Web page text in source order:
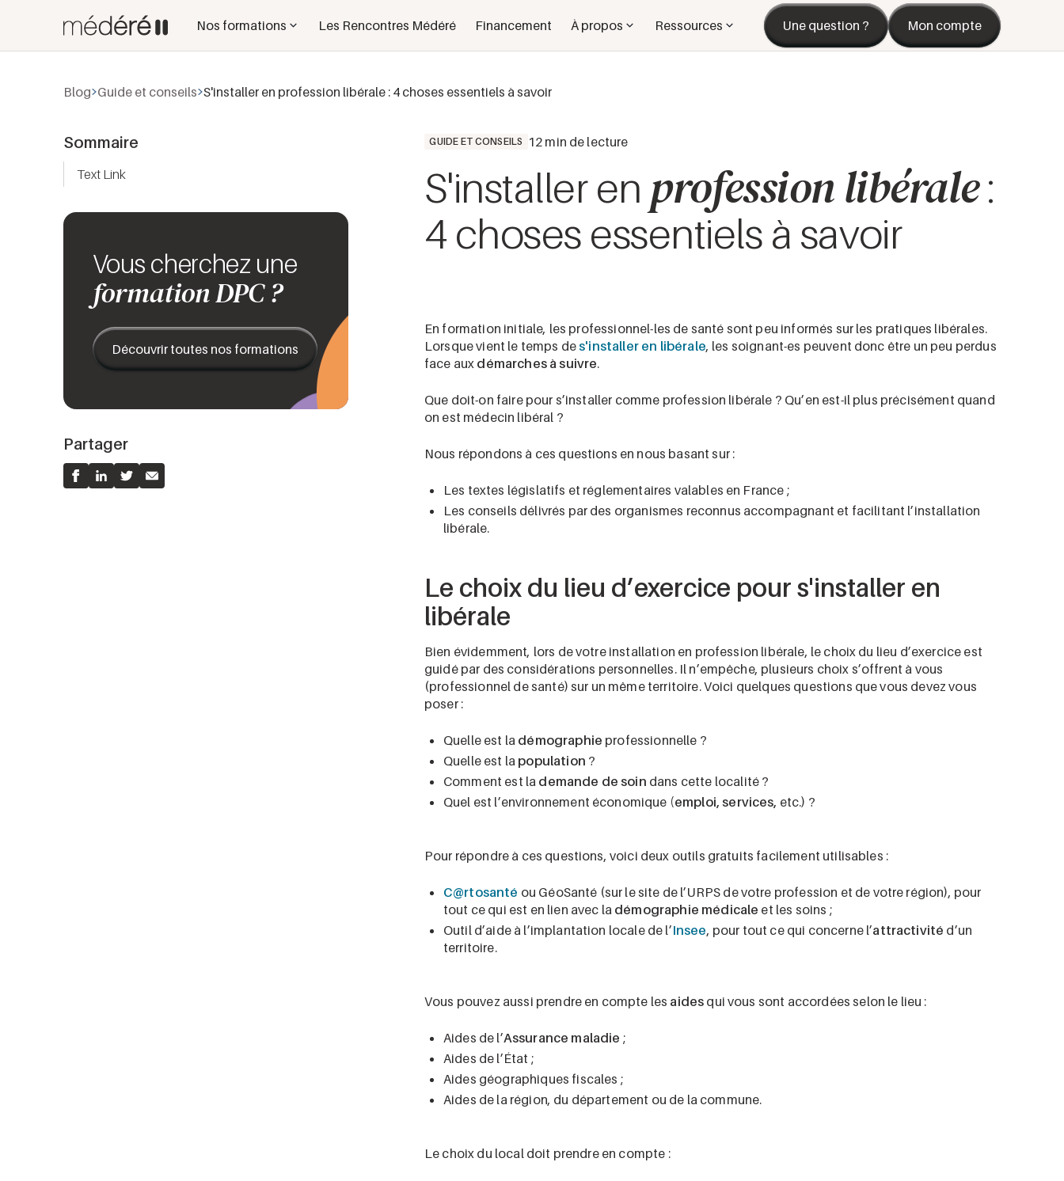
Nos formations Les Rencontres Médéré Financement À propos Ressources Une question ? Mon compte
Blog Guide et conseils S'installer en profession libérale : 4 choses essentiels à savoir
Sommaire
Text Link
Vous cherchez une
formation DPC ?
Découvrir toutes nos formations
Partager
GUIDE ET CONSEILS 12 min de lecture
S'installer en profession libérale:
4 choses essentiels à savoir
En formation initiale, les professionnel-les de santé sont peu informés sur les pratiques libérales.
Lorsque vient le temps des'installer en libérale, les soignant-es peuvent donc être un peu perdus
face aux démarches à suivre.
Que doit-on faire pour s’installer comme profession libérale ? Qu’en est-il plus précisément quand
on est médecin libéral ?
Nous répondons à ces questions en nous basant sur :
Les textes législatifs et réglementaires valables en France ;
Les conseils délivrés par des organismes reconnus accompagnant et facilitant l’installation
libérale.
Le choix du lieu d’exercice pour s'installer en
libérale
Bien évidemment, lors de votre installation en profession libérale, le choix du lieu d’exercice est
guidé par des considérations personnelles. Il n’empêche, plusieurs choix s’offrent à vous
(professionnel de santé) sur un même territoire. Voici quelques questions que vous devez vous
poser :
Quelle est la démographie professionnelle ?
Quelle est la population ?
Comment est la demande de soin dans cette localité ?
Quel est l’environnement économique (emploi, services, etc.) ?
Pour répondre à ces questions, voici deux outils gratuits facilement utilisables :
C@rtosanté ou GéoSanté (sur le site de l’URPS de votre profession et de votre région), pour
tout ce qui est en lien avec la démographie médicale et les soins ;
Outil d’aide à l’implantation locale de l’Insee, pour tout ce qui concerne l’attractivité d’un
territoire.
Vous pouvez aussi prendre en compte les aides qui vous sont accordées selon le lieu :
Aides de l’Assurance maladie ;
Aides de l’État ;
Aides géographiques fiscales ;
Aides de la région, du département ou de la commune.
Le choix du local doit prendre en compte :